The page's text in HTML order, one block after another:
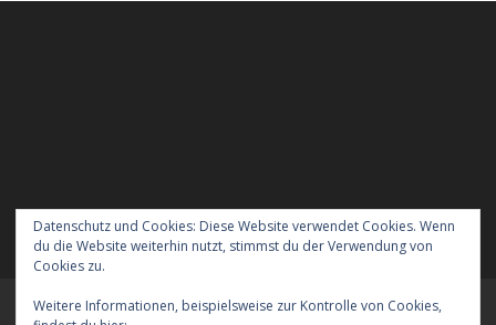
Datenschutz und Cookies: Diese Website verwendet Cookies. Wenn
du die Website weiterhin nutzt, stimmst du der Verwendung von
Cookies zu.
Weitere Informationen, beispielsweise zur Kontrolle von Cookies,
Meraner Höhenweg wandern mit Hund